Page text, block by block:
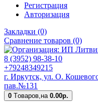
Регистрация
Авторизация
Закладки (0)
Сравнение товаров (0)
8 (3952) 98-38-10
+79248349215
г. Иркутск, ул. О.
пав.№131
0 Tоваров, на 0.00р.